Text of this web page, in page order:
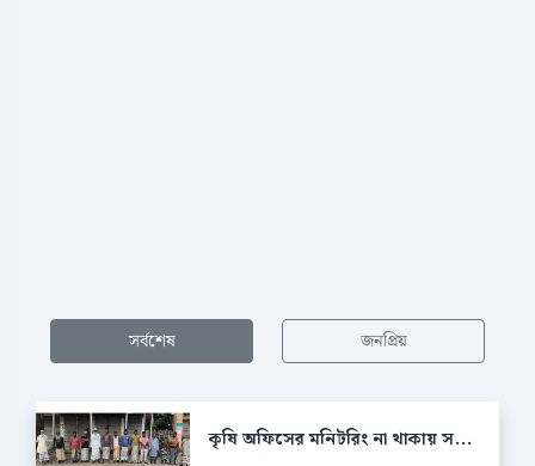
সর্বশেষ জনপ্রিয়
কৃষি অফিসের মনিটরিং না থাকায় স...